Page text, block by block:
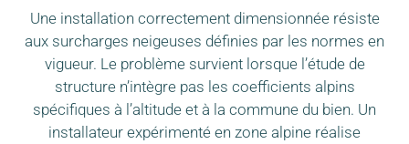
Une installation correctement dimensionnée résiste
aux surcharges neigeuses définies par les normes en
vigueur. Le problème survient lorsque l’étude de
structure n’intègre pas les coefficients alpins
spécifiques à l’altitude et à la commune du bien. Un
installateur expérimenté en zone alpine réalise